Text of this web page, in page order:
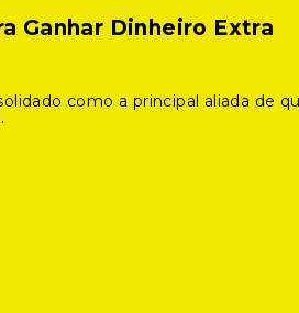
Ganhar Dinheiro Extra
como a principal aliada de